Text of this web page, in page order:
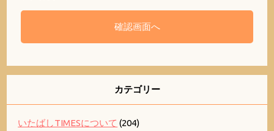
カテゴリー
いたばしTIMESについて (204)